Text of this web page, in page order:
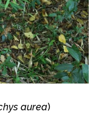
aurea)